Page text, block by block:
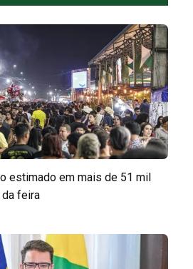
estimado em mais de 51 mil
feira